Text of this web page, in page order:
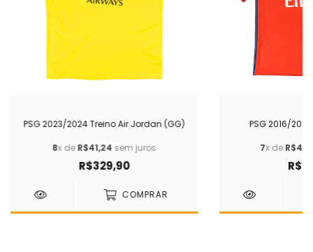
PSG 2023/2024 Treino Air Jordan (GG)
8x deR$41,24 sem juros
R$329,90
COMPRAR
PSG 2016/
7x de